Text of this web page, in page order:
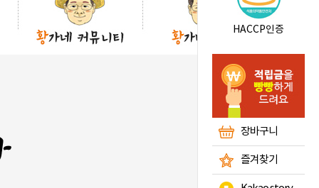
HACCP인증
장바구니
즐겨찾기